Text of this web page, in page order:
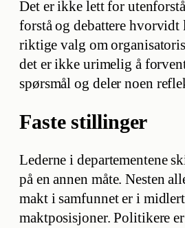
Det er ikke lett for
forstå og debattere hvorvidt
riktige valg om
det er ikke urimelig å
spørsmål og deler noen
Faste stillinger
Lederne i departementene
på en annen måte. Nesten
makt i samfunnet er i
maktposisjoner. Politikere